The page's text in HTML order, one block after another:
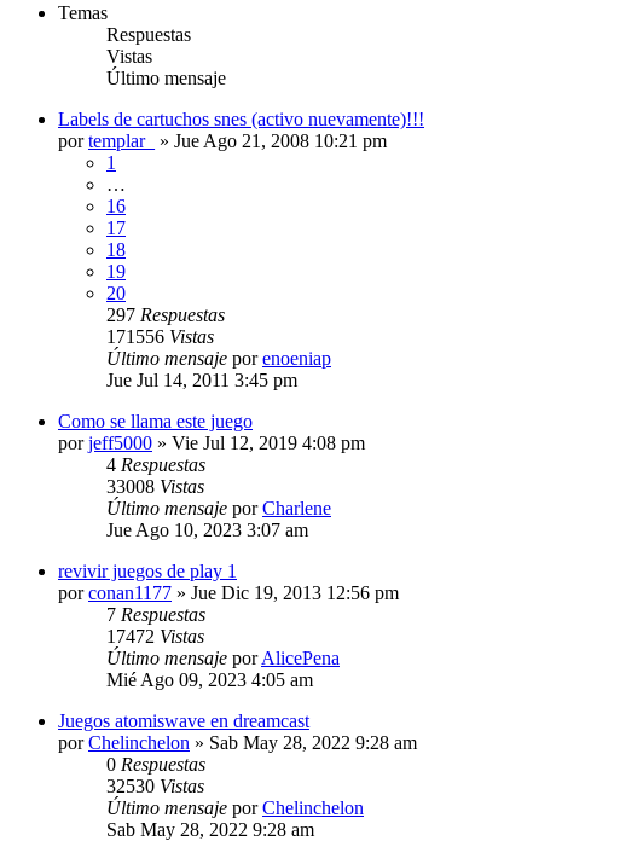
Temas
Respuestas
Vistas
Último mensaje
Labels de cartuchos snes (activo nuevamente)!!!
portemplar_ » Jue Ago 21, 2008 10:21 pm
1
…
16
17
18
19
20
297 Respuestas
171556 Vistas
Último mensaje porenoeniap
Jue Jul 14, 2011 3:45 pm
Como se llama este juego
porjeff5000 » Vie Jul 12, 2019 4:08 pm
4 Respuestas
33008 Vistas
Último mensaje porCharlene
Jue Ago 10, 2023 3:07 am
revivir juegos de play 1
porconan1177 » Jue Dic 19, 2013 12:56 pm
7 Respuestas
17472 Vistas
Último mensaje porAlicePena
Mié Ago 09, 2023 4:05 am
Juegos atomiswave en dreamcast
porChelinchelon » Sab May 28, 2022 9:28 am
0 Respuestas
32530 Vistas
Último mensaje porChelinchelon
Sab May 28, 2022 9:28 am